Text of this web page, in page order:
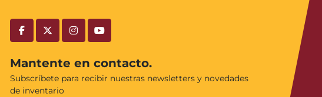
facebooktwitterinstagramyoutube
Mantente en contacto.
Subscríbete para recibir nuestras newsletters y novedades
de inventario